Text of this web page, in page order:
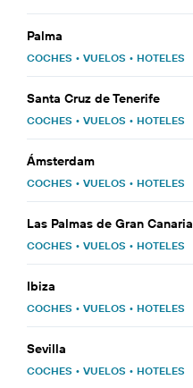
Palma
COCHES • VUELOS • HOTELES
Santa Cruz de Tenerife
COCHES • VUELOS • HOTELES
Ámsterdam
COCHES • VUELOS • HOTELES
Las Palmas de Gran Canaria
COCHES • VUELOS • HOTELES
Ibiza
COCHES • VUELOS • HOTELES
Sevilla
COCHES • VUELOS • HOTELES